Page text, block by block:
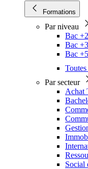
Formations
Par niveau
Bac +2
Bac +3
Bac +5
Par secteur
Achat
Social